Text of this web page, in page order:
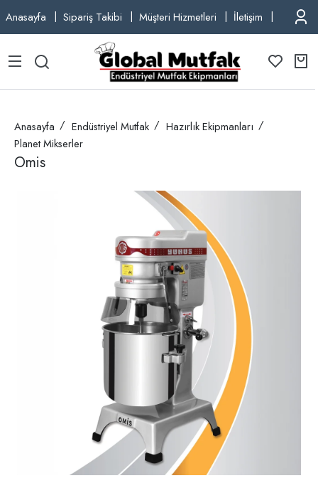
Anasayfa Sipariş Takibi Müşteri Hizmetleri İletişim TEL:
Anasayfa Endüstriyel Mutfak
Hazırlık Ekipmanları
Planet Mikserler
Omis